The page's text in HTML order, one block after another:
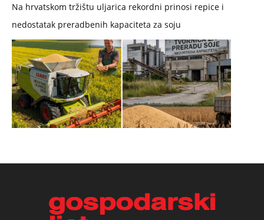
Na hrvatskom tržištu uljarica rekordni prinosi repice i
nedostatak preradbenih kapaciteta za soju